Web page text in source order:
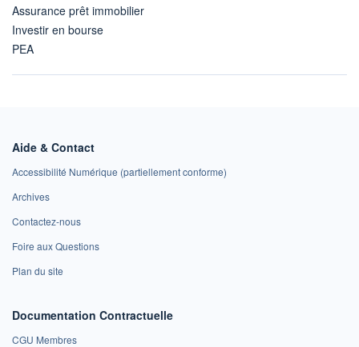
Assurance prêt immobilier
Investir en bourse
PEA
Aide & Contact
Accessibilité Numérique (partiellement conforme)
Archives
Contactez-nous
Foire aux Questions
Plan du site
Documentation Contractuelle
CGU Membres